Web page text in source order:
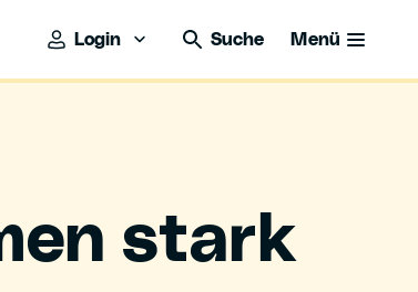
Login Suche Menü
stark